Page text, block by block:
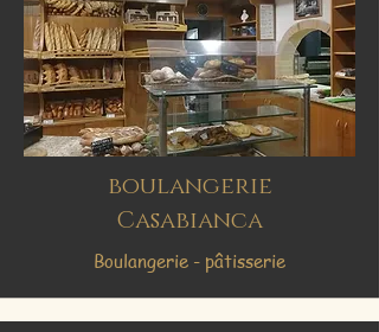
boulangerie
Casabianca
Boulangerie - pâtisserie